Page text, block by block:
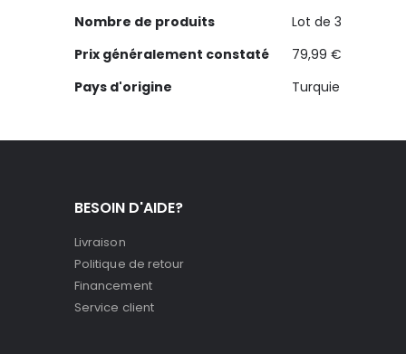
Nombre de produits
Lot de 3
Prix généralement constaté
79,99 €
Pays d'origine
Turquie
BESOIN D'AIDE?
Livraison
Politique de retour
Financement
Service client